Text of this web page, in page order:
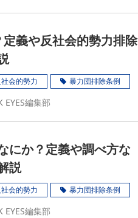
義や反社会的勢力排除
会的勢力 暴力団排除条例
EYES編集部
にか？定義や調べ方な
説
会的勢力 暴力団排除条例
EYES編集部